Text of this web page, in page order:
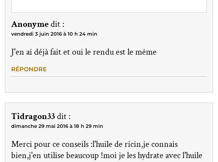
Anonymedit :
vendredi 3 juin 2016 à 10 h 24 min
J'en ai déjà fait et oui le rendu est le même
RÉPONDRE
Tidragon33dit :
dimanche 29 mai 2016 à 18 h 29 min
Merci pour ce conseils :l'huile de ricin,je connais
bien,j'en utilise beaucoup !moi je les hydrate avec l'huile